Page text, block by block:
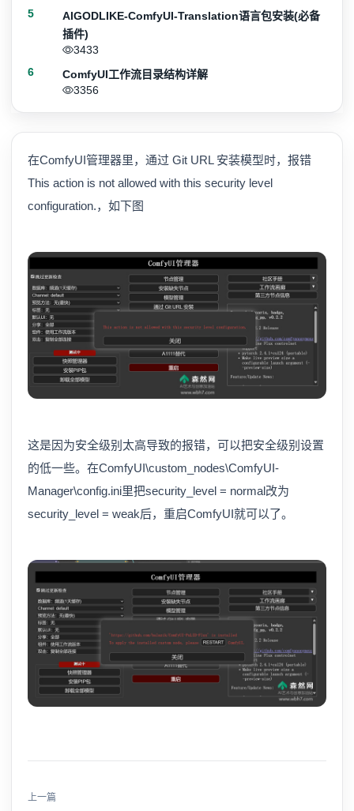
在ComfyUI管理器里，通过 Git URL 安装模型时，报错
This action is not allowed with this security level
configuration.，如下图
这是因为安全级别太高导致的报错，可以把安全级别设置
的低一些。在ComfyUI\custom_nodes\ComfyUI-
Manager\config.ini里把security_level = normal改为
security_level = weak后，重启ComfyUI就可以了。
上一篇
5
AIGODLIKE-ComfyUI-Translation语言包安装(必备
插件)
3433
6
ComfyUI工作流目录结构详解
3356